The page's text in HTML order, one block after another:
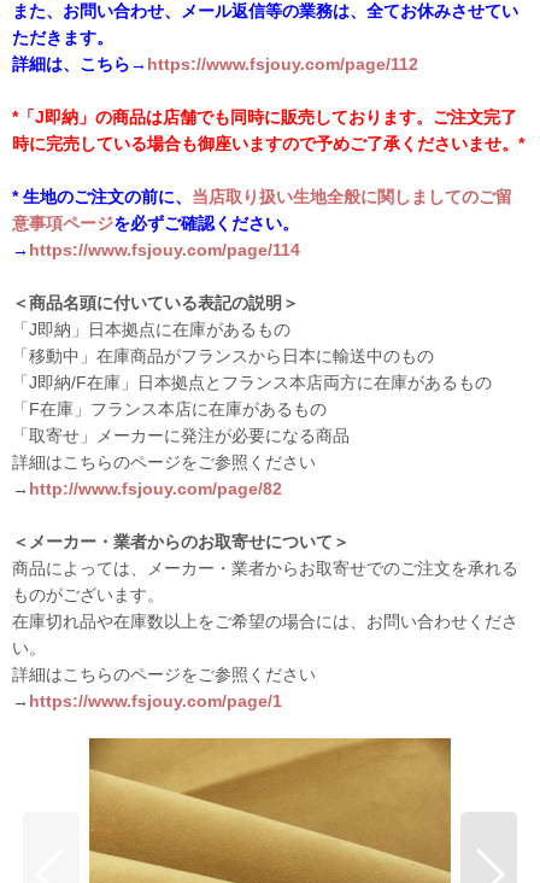
また、お問い合わせ、メール返信等の業務は、全てお休みさせてい
ただきます。
詳細は、こちら→ https://www.fsjouy.com/page/112
*「J即納」の商品は店舗でも同時に販売しております。ご注文完了
時に完売している場合も御座いますので予めご了承くださいませ。*
* 生地のご注文の前に、 当店取り扱い生地全般に関しましてのご留
意事項ページを必ずご確認ください。
→ https://www.fsjouy.com/page/114
＜商品名頭に付いている表記の説明＞
「J即納」日本拠点に在庫があるもの
「移動中」在庫商品がフランスから日本に輸送中のもの
「J即納/F在庫」日本拠点とフランス本店両方に在庫があるもの
「F在庫」フランス本店に在庫があるもの
「取寄せ」メーカーに発注が必要になる商品
詳細はこちらのページをご参照ください
→ http://www.fsjouy.com/page/82
＜メーカー・業者からのお取寄せについて＞
商品によっては、メーカー・業者からお取寄せでのご注文を承れる
ものがございます。
在庫切れ品や在庫数以上をご希望の場合には、お問い合わせくださ
い。
詳細はこちらのページをご参照ください
→ https://www.fsjouy.com/page/1